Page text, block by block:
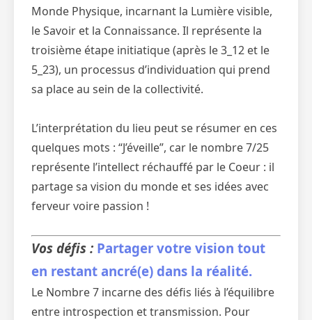
Monde Physique, incarnant la Lumière visible,
le Savoir et la Connaissance. Il représente la
troisième étape initiatique (après le 3_12 et le
5_23), un processus d’individuation qui prend
sa place au sein de la collectivité.
L’interprétation du lieu peut se résumer en ces
quelques mots : “J’éveille”, car le nombre 7/25
représente l’intellect réchauffé par le Coeur : il
partage sa vision du monde et ses idées avec
ferveur voire passion !
Vos défis : Partager votre vision tout
en restant ancré(e) dans la réalité.
Le Nombre 7 incarne des défis liés à l’équilibre
entre introspection et transmission. Pour